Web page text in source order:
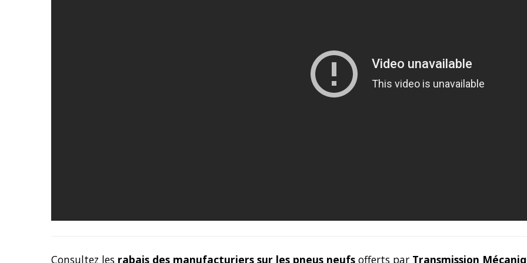
Consultez les rabais des manufacturiers sur les pneus neufs offerts par Transmission